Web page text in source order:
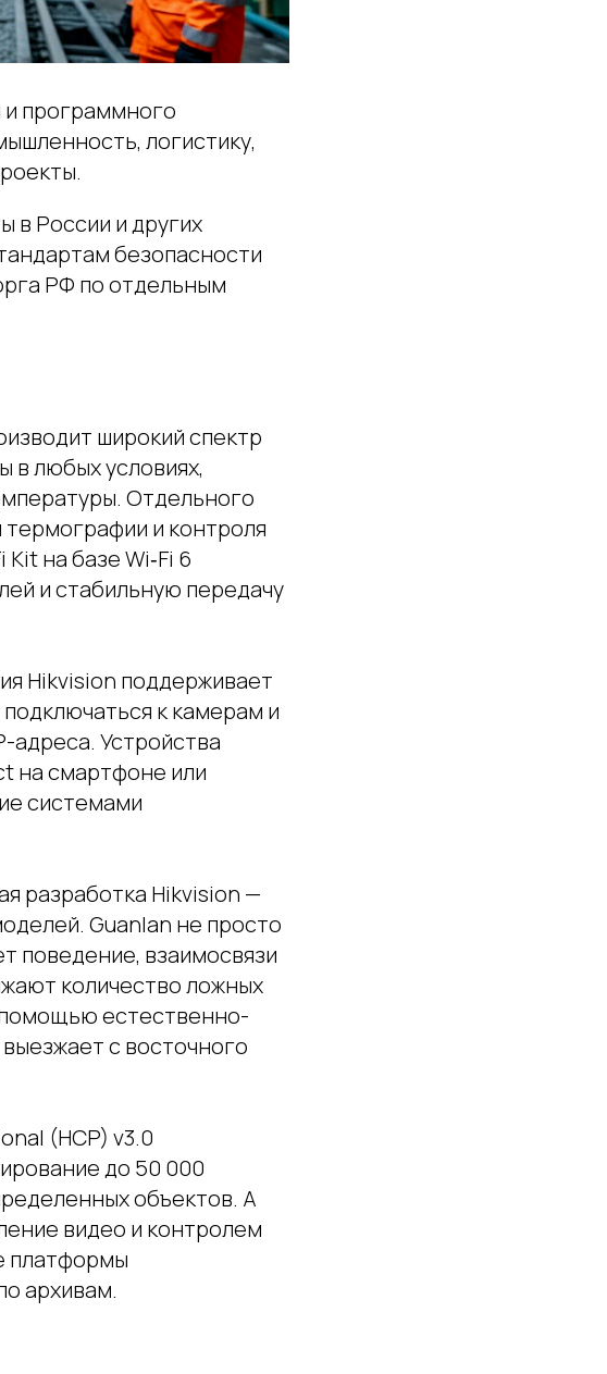
и программного
логистику,
в России и других
безопасности
РФ по отдельным
широкий спектр
в любых условиях,
Отдельного
и контроля
на базе Wi‑Fi 6
и стабильную передачу
Hikvision поддерживает
к камерам и
адреса. Устройства
на смартфоне или
системами
разработка Hikvision —
Guanlan не просто
поведение, взаимосвязи
количество ложных
помощью естественно-
с восточного
(HCP) v3.0
до 50 000
объектов. А
видео и контролем
платформы
архивам.